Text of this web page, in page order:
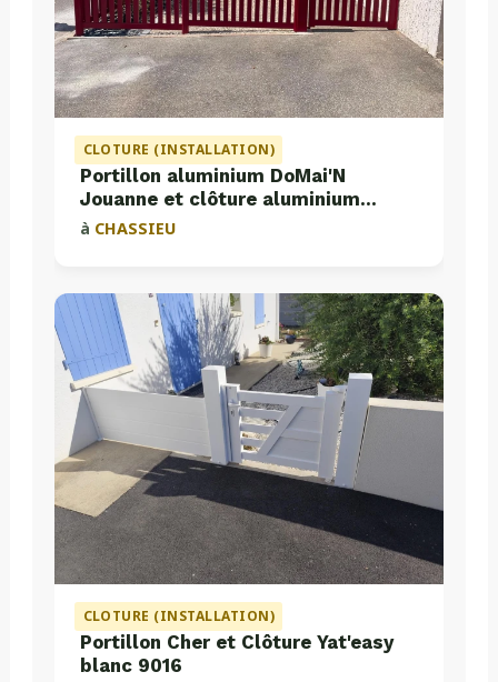
CLOTURE (INSTALLATION)
Portillon aluminium DoMai'N
Jouanne et clôture aluminium
Valette
à CHASSIEU
CLOTURE (INSTALLATION)
Portillon Cher et Clôture Yat'easy
blanc 9016